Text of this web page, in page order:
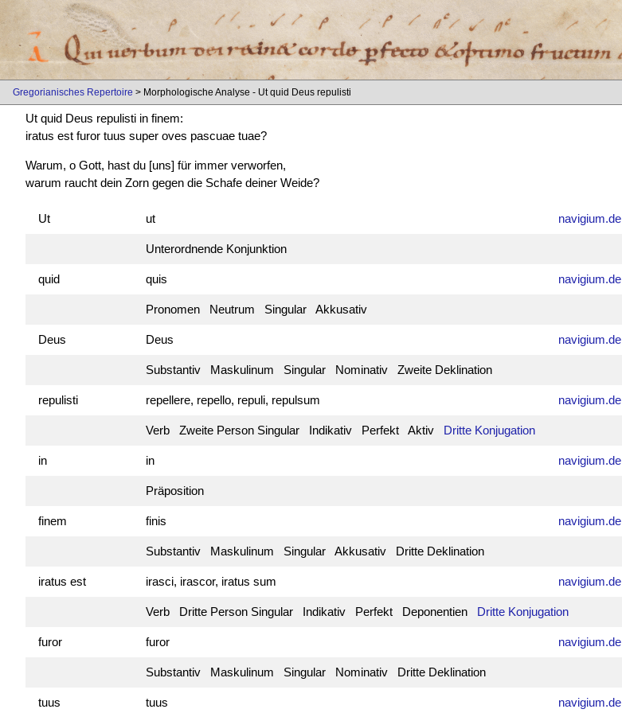
Gregorianisches Repertoire > Morphologische Analyse - Ut quid Deus repulisti
Ut quid Deus repulisti in finem:
iratus est furor tuus super oves pascuae tuae?
Warum, o Gott, hast du [uns] für immer verworfen,
warum raucht dein Zorn gegen die Schafe deiner Weide?
Ut ut navigium.de
Unterordnende Konjunktion
quid quis navigium.de
Pronomen Neutrum Singular Akkusativ
Deus Deus navigium.de
Substantiv Maskulinum Singular Nominativ Zweite Deklination
repulisti repellere, repello, repuli, repulsum navigium.de
Verb Zweite Person Singular Indikativ Perfekt Aktiv Dritte Konjugation
in in navigium.de
Präposition
finem finis navigium.de
Substantiv Maskulinum Singular Akkusativ Dritte Deklination
iratus est irasci, irascor, iratus sum navigium.de
Verb Dritte Person Singular Indikativ Perfekt Deponentien Dritte Konjugation
furor furor navigium.de
Substantiv Maskulinum Singular Nominativ Dritte Deklination
tuus tuus navigium.de